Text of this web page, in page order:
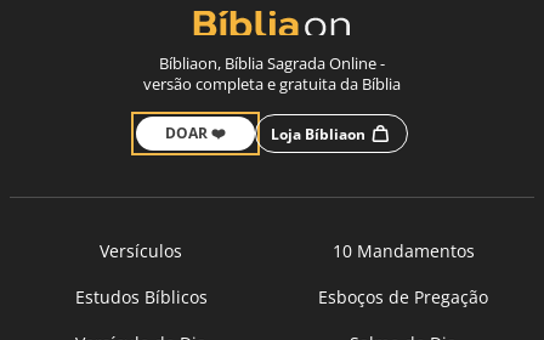
Bíbliaon, Bíblia Sagrada Online -
versão completa e gratuita da Bíblia
DOAR ❤️ Loja Bíbliaon
Versículos
10 Mandamentos
Estudos Bíblicos
Esboços de Pregação